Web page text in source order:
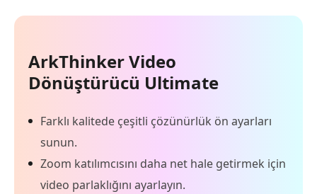
ArkThinker Video
Dönüştürücü Ultimate
Farklı kalitede çeşitli çözünürlük ön ayarları
sunun.
Zoom katılımcısını daha net hale getirmek için
video parlaklığını ayarlayın.